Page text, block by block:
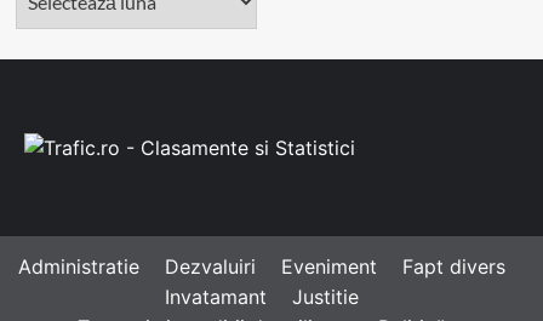
Administratie Dezvaluiri Eveniment
Fapt divers
Invatamant
Justitie